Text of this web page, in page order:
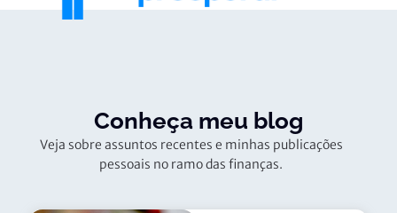
Conheça meu blog
Veja sobre assuntos recentes e minhas publicações
pessoais no ramo das finanças.